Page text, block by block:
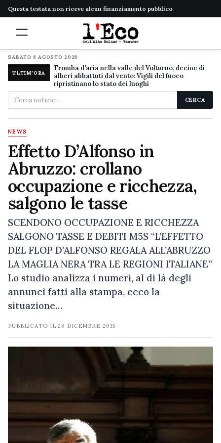
Questa testata non riceve alcun finanziamento pubblico
SABATO 8 AGOSTO 2026
ULTIM'ORA
Tromba d'aria nella valle del Volturno, decine di
alberi abbattuti dal vento: Vigili del fuoco
ripristinano lo stato dei luoghi
Cerca
nel
sito
CERCA
NEWS
Effetto D’Alfonso in
Abruzzo: crollano
occupazione e ricchezza,
salgono le tasse
SCENDONO OCCUPAZIONE E RICCHEZZA
SALGONO TASSE E DEBITI M5S “L’EFFETTO
DEL FLOP D’ALFONSO REGALA ALL’ABRUZZO
LA MAGLIA NERA TRA LE REGIONI ITALIANE”
Lo studio analizza i numeri, al di là degli
annunci fatti alla stampa, ecco la
situazione…
PUBBLICATO IL28 DICEMBRE 2015